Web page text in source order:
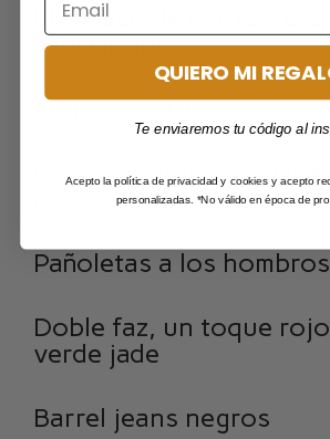
El rollazo de Marta Vera
azul marino
Trenchs verdes
Look con Adidas
Pañoletas a los hombros
Doble faz, un toque
verde jade
Barrel jeans negros
QUIERO MI
Te enviaremos tu código al
Acepto la política de privacidad y cookies y acepto
personalizadas. *No válido en época de